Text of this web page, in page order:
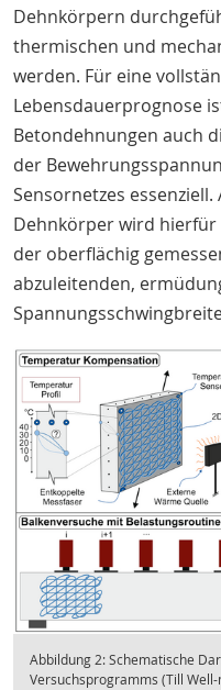
Dehnkörpern
thermischen und
werden. Für eine
Lebensdauerprognose
Betondehnungen auch
der
Sensornetzes
Dehnkörper wird hierfür
der oberflächig
abzuleitenden,
Abbildung 2: Schematische
Versuchsprogramms (Till